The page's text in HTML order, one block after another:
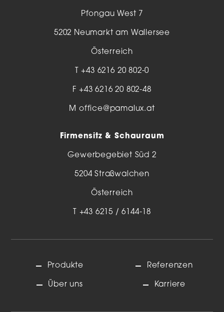
Pfongau West 7
5202 Neumarkt am Wallersee
Österreich
T+43 6216 20 802-0
F +43 6216 20 802-48
M office@pamalux.at
Firmensitz & Schauraum
Gewerbegebiet Süd 2
5204 Straßwalchen
Österreich
T +43 6215 / 6144-18
Produkte
Über uns
Referenzen
Karriere